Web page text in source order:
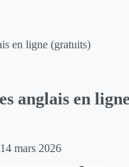
en ligne (gratuits)
anglais en
14 mars 2026